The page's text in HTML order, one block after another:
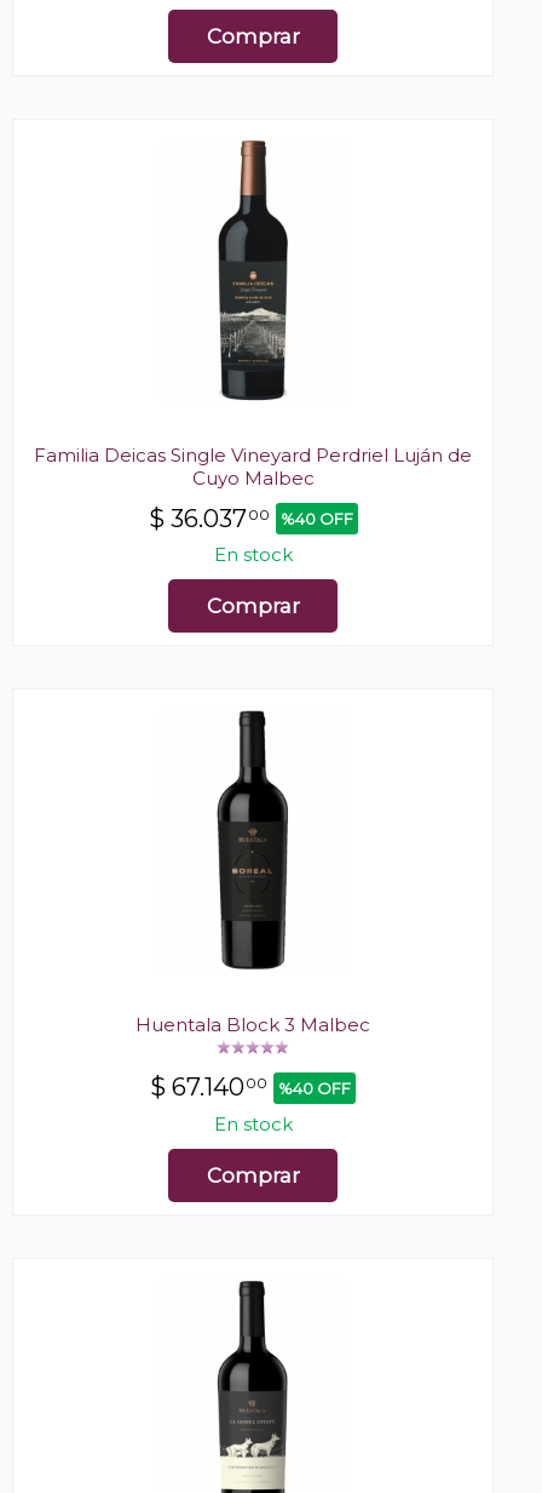
Comprar
Familia Deicas Single Vineyard Perdriel Luján de
Cuyo Malbec
$ 36.03700 %40 OFF
En stock
Comprar
Huentala Block 3 Malbec
$ 67.14000 %40 OFF
En stock
Comprar